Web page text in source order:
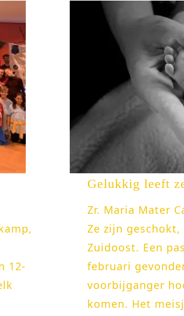
12-
Gelukkig leeft
Zr. Maria Mater
Ze zijn
Zuidoost. Een
februari
voorbijganger
komen. Het